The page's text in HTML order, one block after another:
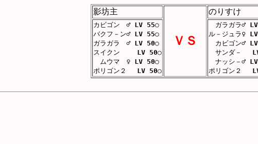
影坊主
ＶＳ
のりすけ
カビゴン ♂ LV 55○
バクフ－ン♂ LV 55○
ガラガラ ♂ LV 50○
スイクン
LV 50○
ムウマ ♀ LV 50○
ポリゴン２
LV 50○
ガラガラ♂
ル－ジュラ♀
カビゴン♂
サンダ－
ナッシ－♂
ポリゴン２